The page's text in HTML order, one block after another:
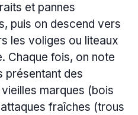
et pannes
puis on descend vers
les voliges ou liteaux
Chaque fois, on note
présentant des
marques (bois
fraîches (trous